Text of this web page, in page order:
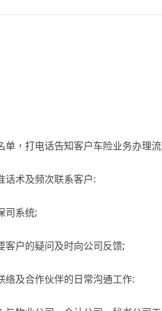
单，打电话告知客户车险业务办理
话术及频次联系客户:
司系统;
客户的疑问及时向公司反馈;
络及合作伙伴的日常沟通工作: